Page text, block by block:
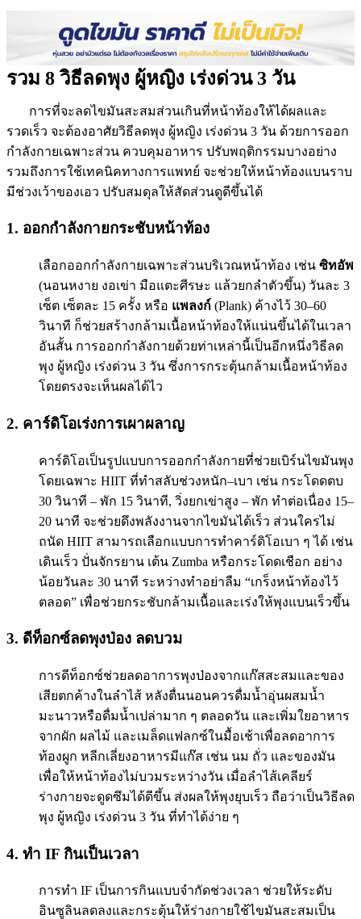
รวม 8 วิธีลดพุง ผู้หญิง เร่งด่วน 3 วัน
การที่จะลดไขมันสะสมส่วนเกินที่หน้าท้องให้ได้ผลและ
รวดเร็ว จะต้องอาศัยวิธีลดพุง ผู้หญิง เร่งด่วน 3 วัน ด้วยการออก
กำลังกายเฉพาะส่วน ควบคุมอาหาร ปรับพฤติกรรมบางอย่าง
รวมถึงการใช้เทคนิคทางการแพทย์ จะช่วยให้หน้าท้องแบนราบ
มีช่วงเว้าของเอว ปรับสมดุลให้สัดส่วนดูดีขึ้นได้
1. ออกกำลังกายกระชับหน้าท้อง
เลือกออกกำลังกายเฉพาะส่วนบริเวณหน้าท้อง เช่น ซิทอัพ
(นอนหงาย งอเข่า มือแตะศีรษะ แล้วยกลำตัวขึ้น) วันละ 3
เซ็ต เซ็ตละ 15 ครั้ง หรือ แพลงก์ (Plank) ค้างไว้ 30–60
วินาที ก็ช่วยสร้างกล้ามเนื้อหน้าท้องให้แน่นขึ้นได้ในเวลา
อันสั้น การออกกำลังกายด้วยท่าเหล่านี้เป็นอีกหนึ่งวิธีลด
พุง ผู้หญิง เร่งด่วน 3 วัน ซึ่งการกระตุ้นกล้ามเนื้อหน้าท้อง
โดยตรงจะเห็นผลได้ไว
2. คาร์ดิโอเร่งการเผาผลาญ
คาร์ดิโอเป็นรูปแบบการออกกำลังกายที่ช่วยเบิร์นไขมันพุง
โดยเฉพาะ HIIT ที่ทำสลับช่วงหนัก–เบา เช่น กระโดดตบ
30 วินาที – พัก 15 วินาที, วิ่งยกเข่าสูง – พัก ทำต่อเนื่อง 15–
20 นาที จะช่วยดึงพลังงานจากไขมันได้เร็ว ส่วนใครไม่
ถนัด HIIT สามารถเลือกแบบการทำคาร์ดิโอเบา ๆ ได้ เช่น
เดินเร็ว ปั่นจักรยาน เต้น Zumba หรือกระโดดเชือก อย่าง
น้อยวันละ 30 นาที ระหว่างทำอย่าลืม “เกร็งหน้าท้องไว้
ตลอด” เพื่อช่วยกระชับกล้ามเนื้อและเร่งให้พุงแบนเร็วขึ้น
3. ดีท็อกซ์ลดพุงป่อง ลดบวม
การดีท็อกซ์ช่วยลดอาการพุงป่องจากแก๊สสะสมและของ
เสียตกค้างในลำไส้ หลังตื่นนอนควรดื่มน้ำอุ่นผสมน้ำ
มะนาวหรือดื่มน้ำเปล่ามาก ๆ ตลอดวัน และเพิ่มใยอาหาร
จากผัก ผลไม้ และเมล็ดแฟลกซ์ในมื้อเช้าเพื่อลดอาการ
ท้องผูก หลีกเลี่ยงอาหารมีแก๊ส เช่น นม ถั่ว และของมัน
เพื่อให้หน้าท้องไม่บวมระหว่างวัน เมื่อลำไส้เคลียร์
ร่างกายจะดูดซึมได้ดีขึ้น ส่งผลให้พุงยุบเร็ว ถือว่าเป็นวิธีลด
พุง ผู้หญิง เร่งด่วน 3 วัน ที่ทำได้ง่าย ๆ
4. ทำ IF กินเป็นเวลา
การทำ IF เป็นการกินแบบจำกัดช่วงเวลา ช่วยให้ระดับ
อินซูลินลดลงและกระตุ้นให้ร่างกายใช้ไขมันสะสมเป็น